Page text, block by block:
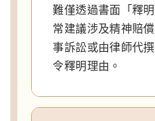
難僅透過書面「釋
常建議涉及精神賠
事訴訟或由律師代
令釋明理由。